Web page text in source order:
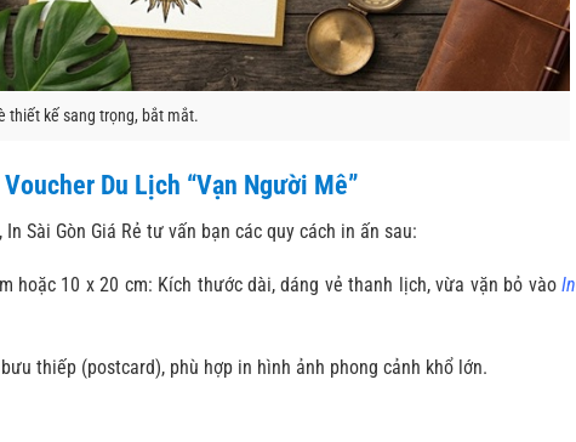
thiết kế sang trọng, bắt mắt.
Du Lịch “Vạn Người Mê”
Sài Gòn Giá Rẻ tư vấn bạn các quy cách in ấn sau:
hoặc 10 x 20 cm: Kích thước dài, dáng vẻ thanh lịch, vừa vặn bỏ vàoIn
thiếp (postcard), phù hợp in hình ảnh phong cảnh khổ lớn.